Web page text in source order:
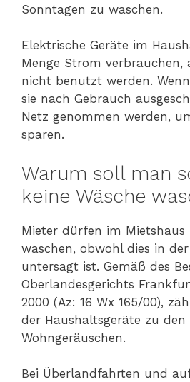
Sonntagen zu waschen.
Elektrische Geräte im
Menge Strom verbrauchen,
nicht benutzt werden.
sie nach Gebrauch
Netz genommen werden,
sparen.
Warum soll man
keine Wäsche
Mieter dürfen im Mietshaus
waschen, obwohl dies in
untersagt ist. Gemäß des
Oberlandesgerichts
2000 (Az: 16 Wx 165/00),
der Haushaltsgeräte zu den
Wohngeräuschen.
Bei Überlandfahrten und